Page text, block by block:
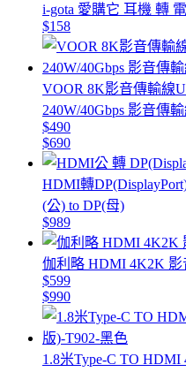
i-gota 愛購它 耳機 轉
$158
VOOR 8K影音傳輸線
240W/40Gbps 影音傳
$490
$690
HDMI轉
(公) to DP(母)
$989
伽利略 HDMI 4K2K 影
$599
$990
1.8米Type-C TO